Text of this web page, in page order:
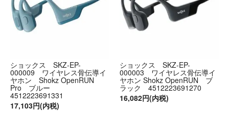
ショックス SKZ-EP-
000009 ワイヤレス骨伝導イ
ヤホン Shokz OpenRUN
Pro ブルー
4512223691331
17,103円(内税)
ショックス SKZ-EP-
000003 ワイヤレス骨伝導イ
ヤホン Shokz OpenRUN ブ
ラック 4512223691270
16,082円(内税)